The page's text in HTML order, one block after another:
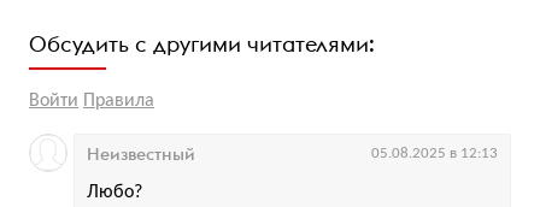
Обсудить с другими читателями:
Войти Правила
Любо?
Неизвестный 05.08.2025 в 12:13